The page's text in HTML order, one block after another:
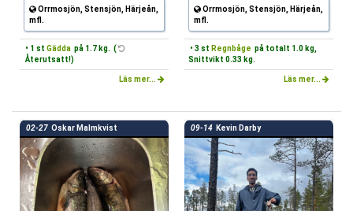
Orrmosjön, Stensjön, Härjeån,
mfl.
• 1 st Gädda på 1.7 kg. (
Återutsatt!)
Läs mer...
Orrmosjön, Stensjön, Härjeån,
mfl.
• 3 st Regnbåge på totalt 1.0 kg,
Snittvikt 0.33 kg.
Läs mer...
02-27 Oskar Malmkvist 09-14 Kevin Darby